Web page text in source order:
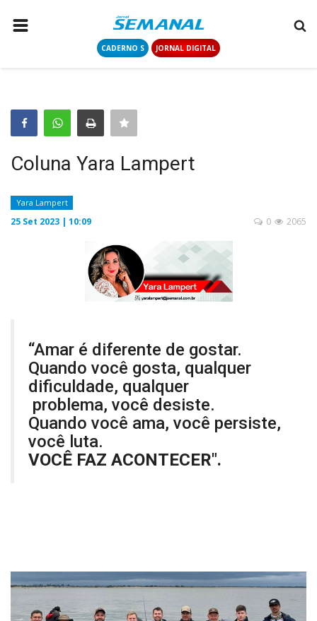
CADERNO S JORNAL DIGITAL
COLUNISTAS
CONTATO
LOGIN
CADASTRAR
JORNAL DIGITAL
Coluna Yara Lampert
Yara Lampert
25 Set 2023 | 10:09 2065
0
“Amar é diferente de gostar.
Quando você gosta, qualquer
dificuldade, qualquer
problema, você desiste.
Quando você ama, você persiste,
você luta.
VOCÊ FAZ ACONTECER".